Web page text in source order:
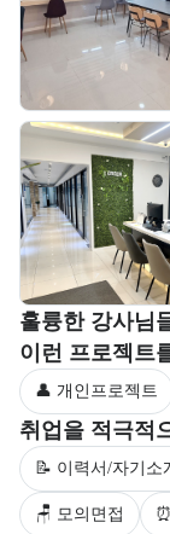
훌륭한 강사님
부트캠프 강사 정보
이런 프로젝트
부트캠프 과정에서
👤 개인프로젝트
취업을 적극적
부트캠프 수강생을
📝 이력서/자기소
🪑 모의면접